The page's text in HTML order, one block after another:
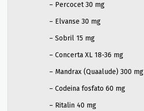
– Percocet 30 mg
– Elvanse 30 mg
– Sobril 15 mg
– Concerta XL 18-36 mg
– Mandrax (Quaalude) 300 mg
– Codeina fosfato 60 mg
– Ritalin 40 mg